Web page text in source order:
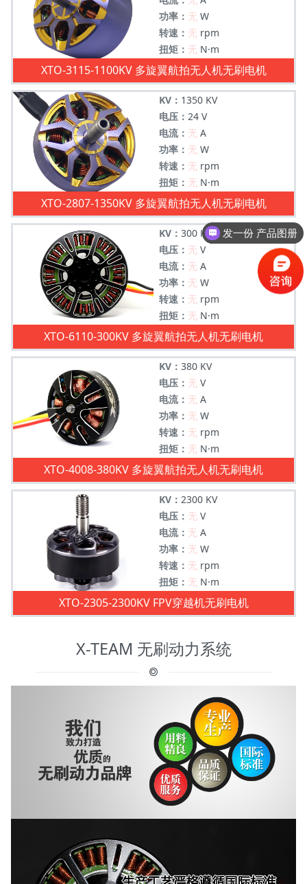
功率： 无 W
转速： 无 rpm
扭矩： 无 N·m
XTO-3115-1100KV 多旋翼航拍无人机无刷电机
KV： 1350 KV
电压： 24 V
电流： 无 A
功率： 无 W
转速： 无 rpm
扭矩： 无 N·m
XTO-2807-1350KV 多旋翼航拍无人机无刷电机
KV： 300 KV
电压： 无 V
电流： 无 A
功率： 无 W
转速： 无 rpm
扭矩： 无 N·m
XTO-6110-300KV 多旋翼航拍无人机无刷电机
KV： 380 KV
电压： 无 V
电流： 无 A
功率： 无 W
转速： 无 rpm
扭矩： 无 N·m
XTO-4008-380KV 多旋翼航拍无人机无刷电机
KV： 2300 KV
电压： 无 V
电流： 无 A
功率： 无 W
转速： 无 rpm
扭矩： 无 N·m
XTO-2305-2300KV FPV穿越机无刷电机
X-TEAM 无刷动力系统
发一份 产品图册